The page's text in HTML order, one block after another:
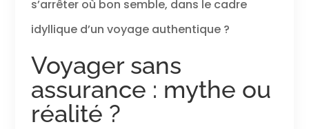
s’arrêter où bon semble, dans le cadre
idyllique d’un voyage authentique ?
Voyager sans
assurance : mythe ou
réalité ?